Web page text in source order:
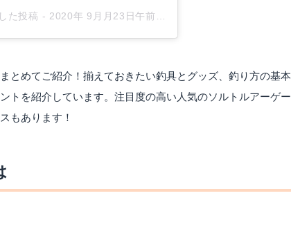
た投稿 - 2020年 9月月23日午前3時59分PDT
とめてご紹介！揃えておきたい釣具とグッズ、釣り方の基本
トを紹介しています。注目度の高い人気のソルトルアーゲー
もあります！